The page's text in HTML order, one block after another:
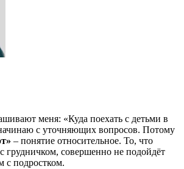
меня: «Куда поехать с детьми в
с уточняющих вопросов. Потому
– понятие относительное. То, что
грудничком, совершенно не подойдёт
с подростком.